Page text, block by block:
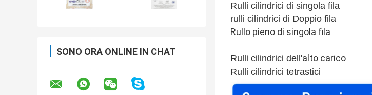
SONO ORA ONLINE IN CHAT
Rulli cilindrici di singola fila
rulli cilindrici di Doppio fila
Rullo pieno di singola fila
Rulli cilindrici dell'alto carico
Rulli cilindrici tetrastici